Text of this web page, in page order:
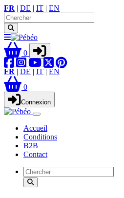
FR | DE | IT | EN
0
FR | DE | IT | EN
0
Connexion
Accueil
Conditions
B2B
Contact